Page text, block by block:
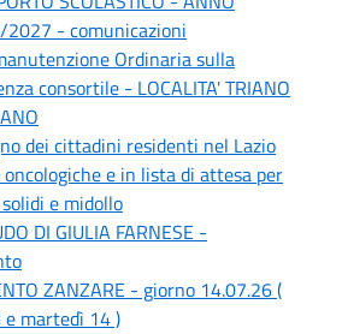
2027 - comunicazioni
Ordinaria sulla
consortile - LOCALITA' TRIANO
dei cittadini residenti nel Lazio
e in lista di attesa per
e midollo
DI GIULIA FARNESE -
ZANZARE - giorno 14.07.26 (
martedì 14 )